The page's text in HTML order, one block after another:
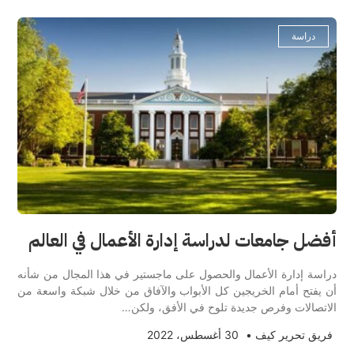
دراسة
أفضل جامعات لدراسة إدارة الأعمال في العالم
دراسة إدارة الأعمال والحصول على ماجستير في هذا المجال من شأنه
أن يفتح أمام الخريجين كل الأبواب والآفاق من خلال شبكة واسعة من
الاتصالات وفرص جديدة تلوح في الأفق، ولكن…
فريق تحرير كيف • 30 أغسطس، 2022